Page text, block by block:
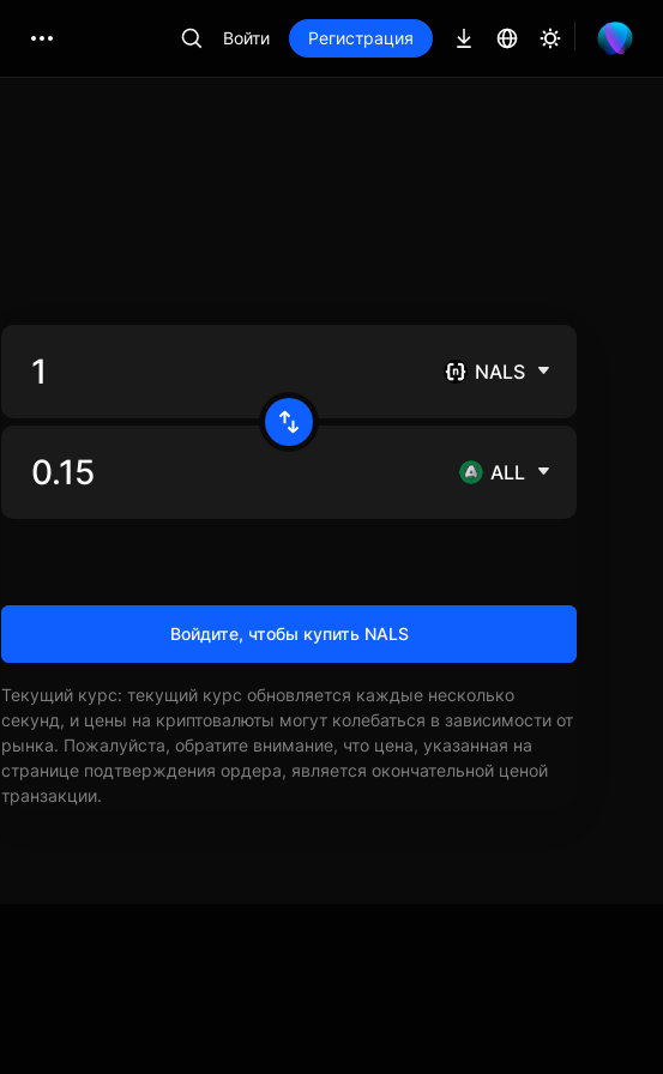
Войти Регистрация
NALS
ALL
Войдите, чтобы купить NALS
Текущий курс: текущий курс обновляется каждые несколько
секунд, и цены на криптовалюты могут колебаться в зависимости от
рынка. Пожалуйста, обратите внимание, что цена, указанная на
странице подтверждения ордера, является окончательной ценой
транзакции.